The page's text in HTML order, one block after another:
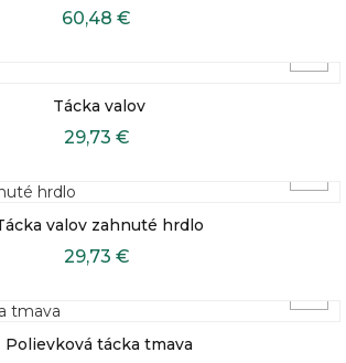
60,48 €
Tácka valov
29,73 €
valov zahnuté hrdlo
29,73 €
Polievková tácka tmava